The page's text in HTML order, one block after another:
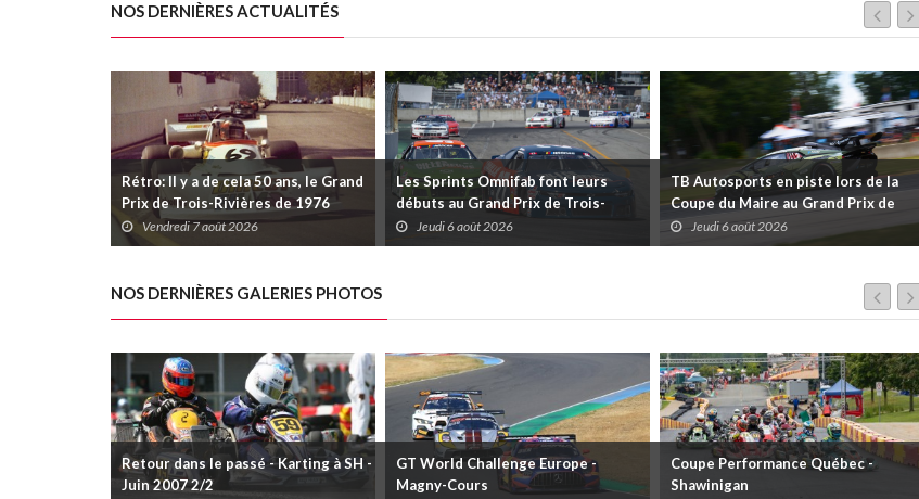
NOS DERNIÈRES ACTUALITÉS
Rétro: Il y a de cela 50 ans, le Grand
Prix de Trois-Rivières de 1976
Vendredi 7 août 2026
Les Sprints Omnifab font leurs
débuts au Grand Prix de Trois-
Rivières avec un format inspiré de
Daytona
Jeudi 6 août 2026
TB Autosports en piste lors de la
Coupe du Maire au Grand Prix de
Trois-Rivières
Jeudi 6 août 2026
NOS DERNIÈRES GALERIES PHOTOS
Retour dans le passé - Karting à SH -
Juin 2007 2/2
GT World Challenge Europe -
Magny-Cours
Coupe Performance Québec -
Shawinigan